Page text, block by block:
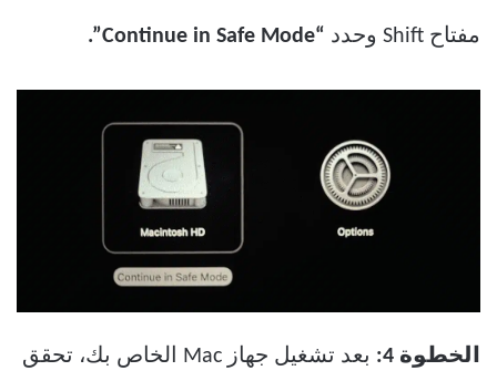
مفتاح Shift وحدد “Continue in Safe Mode”.
الخطوة 4: بعد تشغيل جهاز Mac الخاص بك، تحقق